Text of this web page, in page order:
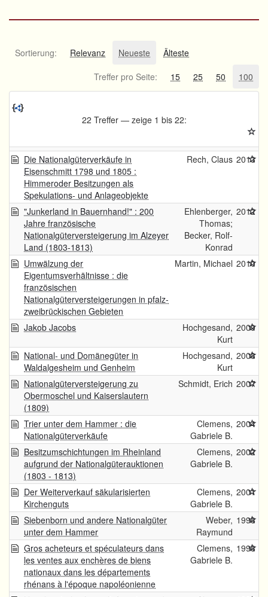
Sortierung: Relevanz Neueste
Älteste
Treffer pro Seite:
15 25 50 100
22 Treffer — zeige 1 bis 22:
Die Nationalgüterverkäufe in
Eisenschmitt 1798 und 1805 :
Himmeroder Besitzungen als
Spekulations- und Anlageobjekte
Rech, Claus 2013
"Junkerland in Bauernhand!" : 200
Jahre französische
Nationalgüterversteigerung im Alzeyer
Land (1803-1813)
Ehlenberger,
Thomas;
Becker, Rolf-
Konrad
2012
Umwälzung der
Eigentumsverhältnisse : die
französischen
Nationalgüterversteigerungen in pfalz-
zweibrückischen Gebieten
Martin, Michael 2010
Jakob Jacobs
Hochgesand,
Kurt
2009
National- und Domänegüter in
Waldalgesheim und Genheim
Hochgesand,
Kurt
2008
Nationalgüterversteigerung zu
Obermoschel und Kaiserslautern
(1809)
Schmidt, Erich 2007
Trier unter dem Hammer : die
Nationalgüterverkäufe
Clemens,
Gabriele B.
2004
Besitzumschichtungen im Rheinland
aufgrund der Nationalgüterauktionen
(1803 - 1813)
Clemens,
Gabriele B.
2002
Der Weiterverkauf säkularisierten
Kirchenguts
Clemens,
Gabriele B.
2001
Siebenborn und andere Nationalgüter
unter dem Hammer
Weber,
Raymund
1998
Gros acheteurs et spéculateurs dans
les ventes aux enchères de biens
nationaux dans les départements
rhénans à l'époque napoléonienne
Clemens,
Gabriele B.
1998